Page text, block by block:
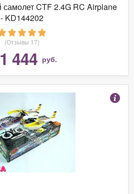
CTF 2.4G RC Airplane
- KD144202
(Отзывы 17)
1 444 руб.